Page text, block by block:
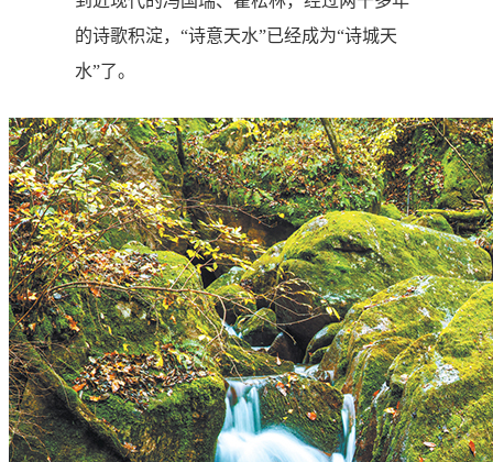
的诗歌积淀，“诗意天水”已经成为“诗城天
水”了。